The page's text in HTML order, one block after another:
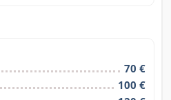
70 €
100 €